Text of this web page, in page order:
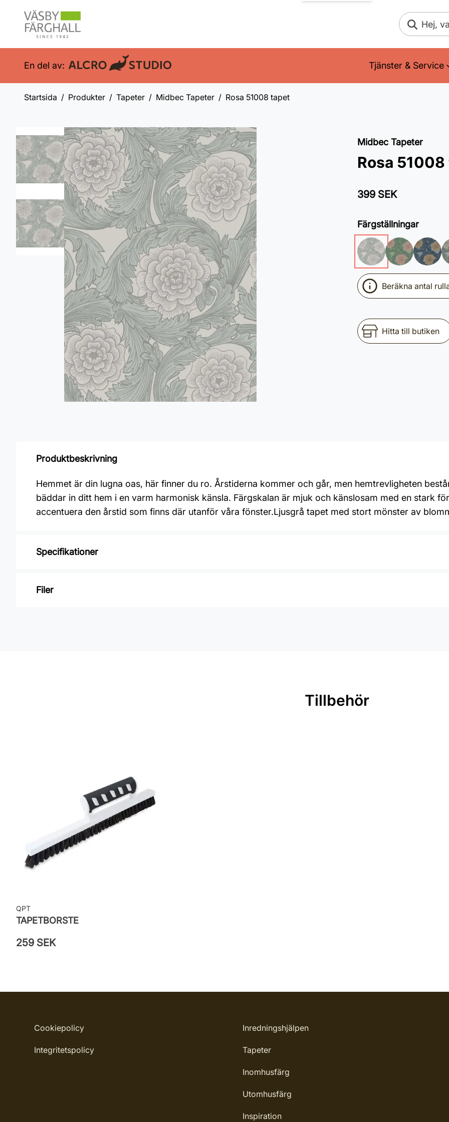
Sök
En del av: Tjänster & Service
Startsida Produkter Tapeter Midbec Tapeter Rosa 51008 tapet
Midbec Tapeter
Rosa
399 SEK
Färgställningar
Beräkna antal
Hitta till butiken
Produktbeskrivning
Hemmet är din lugna oas, här finner du ro. Årstiderna kommer och går, men hemtrevligheten
bäddar in ditt hem i en varm harmonisk känsla. Färgskalan är mjuk och känslosam med en stark
accentuera den årstid som finns där utanför våra fönster.Ljusgrå tapet med stort mönster av
Specifikationer
Varumärke: Midbec Tapeter
Filer
Tillbehör
QPT
TAPETBORSTE
259 SEK
Cookiepolicy
Integritetspolicy
Inredningshjälpen
Tapeter
Inomhusfärg
Utomhusfärg
Inspiration